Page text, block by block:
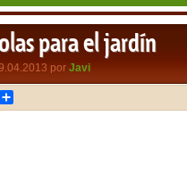
para el jardín
por Javi
Email